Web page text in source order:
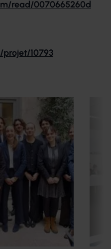
read/0070665260d
10793